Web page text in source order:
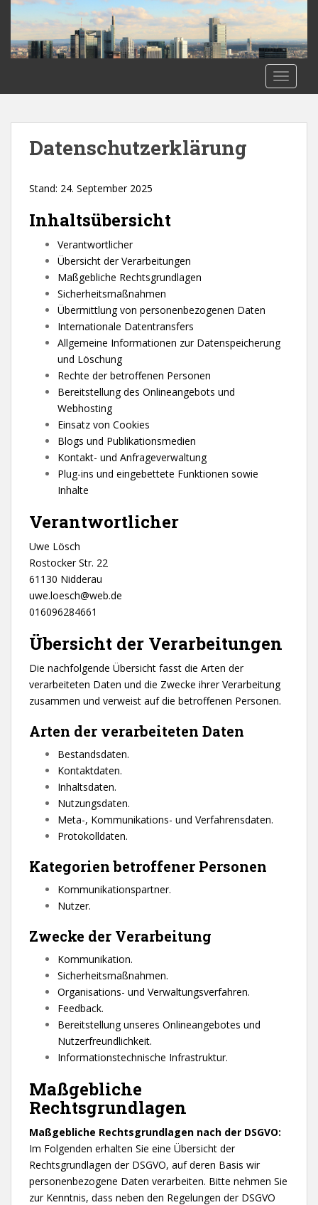
Datenschutzerklärung
Stand: 24. September 2025
Inhaltsübersicht
Verantwortlicher
Übersicht der Verarbeitungen
Maßgebliche Rechtsgrundlagen
Sicherheitsmaßnahmen
Übermittlung von personenbezogenen Daten
Internationale Datentransfers
Allgemeine Informationen zur Datenspeicherung
und Löschung
Rechte der betroffenen Personen
Bereitstellung des Onlineangebots und
Webhosting
Einsatz von Cookies
Blogs und Publikationsmedien
Kontakt- und Anfrageverwaltung
Plug-ins und eingebettete Funktionen sowie
Inhalte
Verantwortlicher
Uwe Lösch
Rostocker Str. 22
61130 Nidderau
uwe.loesch@web.de
016096284661
Übersicht der Verarbeitungen
Die nachfolgende Übersicht fasst die Arten der
verarbeiteten Daten und die Zwecke ihrer Verarbeitung
zusammen und verweist auf die betroffenen Personen.
Arten der verarbeiteten Daten
Bestandsdaten.
Kontaktdaten.
Inhaltsdaten.
Nutzungsdaten.
Meta-, Kommunikations- und Verfahrensdaten.
Protokolldaten.
Kategorien betroffener Personen
Kommunikationspartner.
Nutzer.
Zwecke der Verarbeitung
Kommunikation.
Sicherheitsmaßnahmen.
Organisations- und Verwaltungsverfahren.
Feedback.
Bereitstellung unseres Onlineangebotes und
Nutzerfreundlichkeit.
Informationstechnische Infrastruktur.
Maßgebliche
Rechtsgrundlagen
Maßgebliche Rechtsgrundlagen nach der DSGVO:
Im Folgenden erhalten Sie eine Übersicht der
Rechtsgrundlagen der DSGVO, auf deren Basis wir
personenbezogene Daten verarbeiten. Bitte nehmen Sie
zur Kenntnis, dass neben den Regelungen der DSGVO